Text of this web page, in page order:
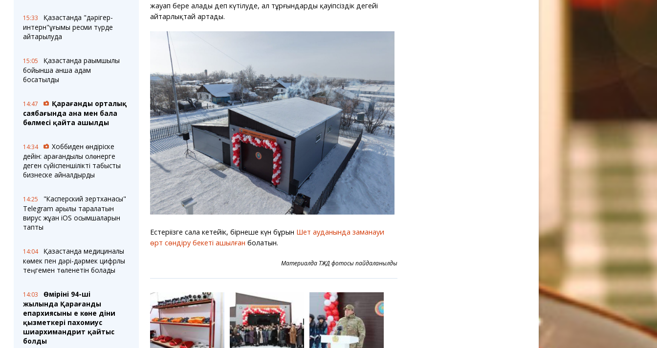
15:33
Қазақстанда "дәрігер-
интерн"ұғымы ресми түрде
қайтарылуда
15:05
Қазақстанда рақымшылық
бойынша қанша адам
босатылды
14:47
Қарағанды орталық
саябағында ана мен бала
бөлмесі қайта ашылды
14:34
Хоббиден өндіріске
дейін: қарағандылық қолөнерге
деген сүйіспеншілікті табысты
бизнеске айналдырды
14:25
"Касперский зертханасы"
Telegram арқылы таралатын
вирус жұққан iOS қосымшаларын
тапты
14:04
Қазақстанда медициналық
көмек пен дәрі-дәрмек цифрлық
теңгемен төленетін болады
14:03
Өмірінің 94-ші
жылында Қарағанды
епархиясының ең көне діни
қызметкері пахомиус
шиархимандрит қайтыс
болды
жауап бере алады деп күтілуде, ал тұрғындардың қауіпсіздік деңгейі
айтарлықтай артады.
Естеріңізге сала кетейік, бірнеше күн бұрын Шет ауданында заманауи
өрт сөндіру бекеті ашылған болатын.
Материалда ТЖД фотосы пайдаланылды